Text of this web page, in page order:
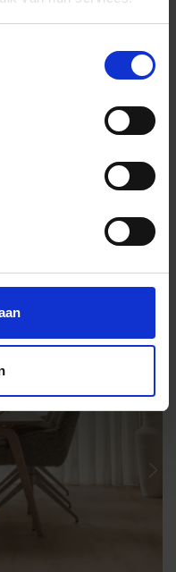
Productaanvraag